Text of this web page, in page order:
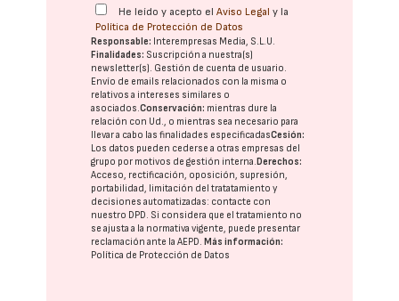
He leído y acepto elAviso Legal y la
Política de Protección de Datos
Responsable: Interempresas Media, S.L.U.
Finalidades: Suscripción a nuestra(s)
newsletter(s). Gestión de cuenta de usuario.
Envío de emails relacionados con la misma o
relativos a intereses similares o
asociados.Conservación: mientras dure la
relación con Ud., o mientras sea necesario para
llevar a cabo las finalidades especificadasCesión:
Los datos pueden cederse a otras empresas del
grupo por motivos de gestión interna.Derechos:
Acceso, rectificación, oposición, supresión,
portabilidad, limitación del tratatamiento y
decisiones automatizadas: contacte con
nuestro DPD. Si considera que el tratamiento no
se ajusta a la normativa vigente, puede presentar
reclamación ante laAEPD.Más información:
Política de Protección de Datos